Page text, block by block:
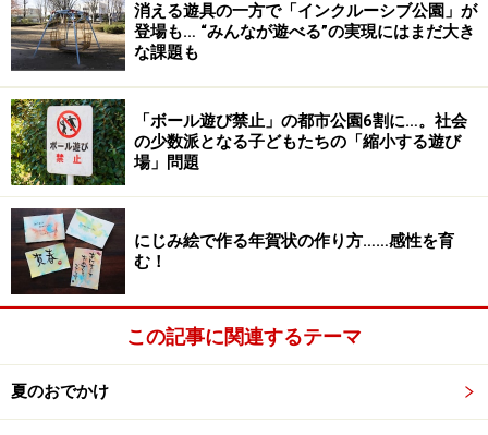
消える遊具の一方で「インクルーシブ公園」が
登場も… “みんなが遊べる”の実現にはまだ大き
な課題も
「ボール遊び禁止」の都市公園6割に…。社会
の少数派となる子どもたちの「縮小する遊び
場」問題
にじみ絵で作る年賀状の作り方……感性を育
む！
この記事に関連するテーマ
夏のおでかけ